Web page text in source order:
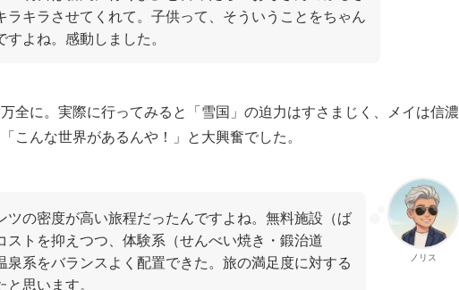
ラキラさせてくれて。子供って、そういうことをちゃん
よね。感動しました。
全に。実際に行ってみると「雪国」の迫力はすさまじく、メイは信濃
こんな世界があるんや！」と大興奮でした。
ノリス
ツの密度が高い旅程だったんですよね。無料施設（ば
ストを抑えつつ、体験系（せんべい焼き・鍛治道
泉系をバランスよく配置できた。旅の満足度に対する
思います。